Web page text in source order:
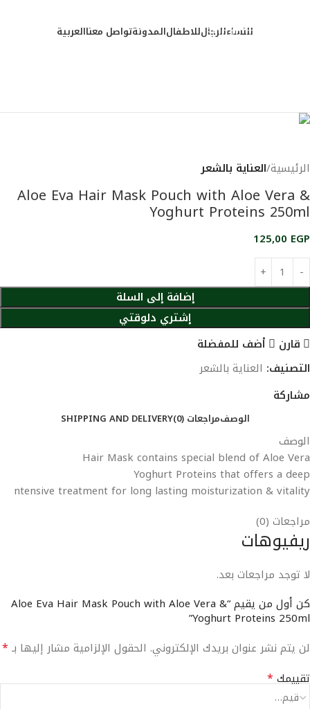
Skip to main content
للنساءللرجالللاطفالالمدونةتواصل معناالعربية
الرئيسية العناية بالشعرعودة إلي المنتجات
Aloe Eva Hair Mask Pouch with Aloe Vera &
Yoghurt Proteins 250ml
125,00 EGP
إضافة إلى السلة
إشتري دلوقتي
قارن
أضف للمفضلة
التصنيف: العناية بالشعر
مشاركة
الوصفمراجعات (0) SHIPPING AND DELIVERY
الوصف
Hair Mask contains special blend of Aloe Vera
Yoghurt Proteins that offers a deep
ntensive treatment for long lasting moisturization & vitality
مراجعات (0)
ريفيوهات
لا توجد مراجعات بعد.
كن أول من يقيم “Aloe Eva Hair Mask Pouch with Aloe Vera &
Yoghurt Proteins 250ml”
لن يتم نشر عنوان بريدك الإلكتروني. الحقول الإلزامية مشار إليها بـ *
تقييمك*